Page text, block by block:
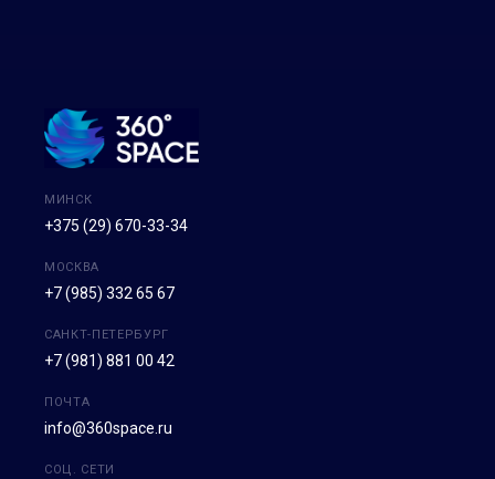
МИНСК
+375 (29) 670-33-34
МОСКВА
+7 (985) 332 65 67
САНКТ-ПЕТЕРБУРГ
+7 (981) 881 00 42
ПОЧТА
info@360space.ru
СОЦ. СЕТИ